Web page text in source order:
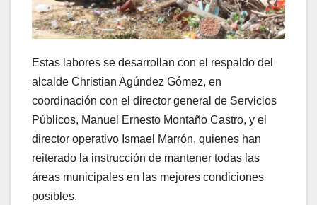
Estas labores se desarrollan con el respaldo del
alcalde Christian Agúndez Gómez, en
coordinación con el director general de Servicios
Públicos, Manuel Ernesto Montaño Castro, y el
director operativo Ismael Marrón, quienes han
reiterado la instrucción de mantener todas las
áreas municipales en las mejores condiciones
posibles.